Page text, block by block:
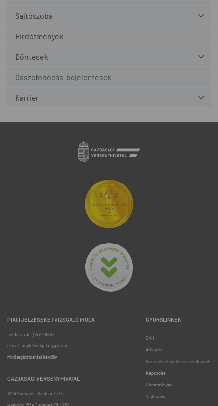
Sajtószoba
Hirdetmények
Döntések
Összefonódás-bejelentések
Karrier
PIACI JELZÉSEKET VIZSGÁLÓ IRODA
telefon: +36 (1) 472-8851
e-mail: ugyfelszolgalat@gvh.hu
Minőségbiztosítási kérdőív
GAZDASÁGI VERSENYHIVATAL
1026 Budapest, Riadó u. 5-11.
GYORSLINKEK
GVH
Árfigyelő
Visszaélés-bejelentési rendszerek
Kapcsolat
Hirdetmények
Sajtószoba